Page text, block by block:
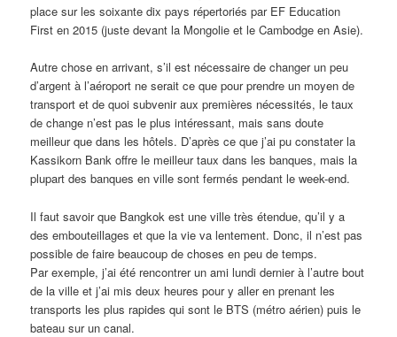
place sur les soixante dix pays répertoriés par EF Education
First en 2015 (juste devant la Mongolie et le Cambodge en Asie).
Autre chose en arrivant, s’il est nécessaire de changer un peu
d’argent à l’aéroport ne serait ce que pour prendre un moyen de
transport et de quoi subvenir aux premières nécessités, le taux
de change n’est pas le plus intéressant, mais sans doute
meilleur que dans les hôtels. D’après ce que j’ai pu constater la
Kassikorn Bank offre le meilleur taux dans les banques, mais la
plupart des banques en ville sont fermés pendant le week-end.
Il faut savoir que Bangkok est une ville très étendue, qu’il y a
des embouteillages et que la vie va lentement. Donc, il n’est pas
possible de faire beaucoup de choses en peu de temps.
Par exemple, j’ai été rencontrer un ami lundi dernier à l’autre bout
de la ville et j’ai mis deux heures pour y aller en prenant les
transports les plus rapides qui sont le BTS (métro aérien) puis le
bateau sur un canal.